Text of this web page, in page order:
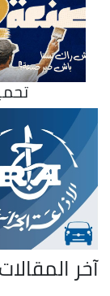
آخر المقالات